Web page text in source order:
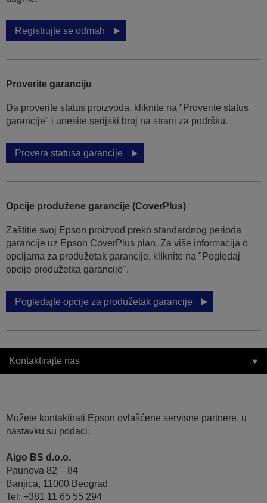
Registrujte se odmah
Proverite garanciju
Da proverite status proizvoda, kliknite na "Proverite status
garancije" i unesite serijski broj na strani za podršku.
Provera statusa garancije
Opcije produžene garancije (CoverPlus)
Zaštitie svoj Epson proizvod preko standardnog perioda
garancije uz Epson CoverPlus plan. Za više informacija o
opcijama za produžetak garancije, kliknite na "Pogledaj
opcije produžetka garancije".
Pogledajte opcije za produžetak garancije
Kontaktirajte nas
Možete kontaktirati Epson ovlašćene servisne partnere, u
nastavku su podaci:
Aigo BS d.o.o.
Paunova 82 – 84
Banjica, 11000 Beograd
Tel: +381 11 65 55 294